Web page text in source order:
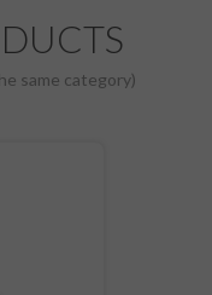
same category)